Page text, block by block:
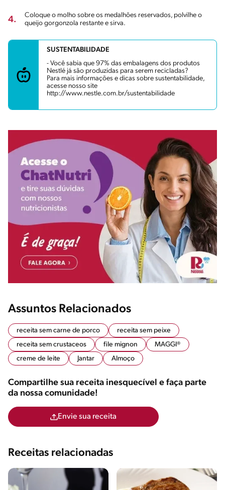
4.
Coloque o molho sobre os medalhões reservados, polvilhe o
queijo gorgonzola restante e sirva.
SUSTENTABILIDADE
- Você sabia que 97% das embalagens dos produtos
Nestlé já são produzidas para serem recicladas?
Para mais informações e dicas sobre sustentabilidade,
acesse nosso site
http://www.nestle.com.br/sustentabilidade
Assuntos Relacionados
receita sem carne de porco
receita sem peixe
receita sem crustaceos
file mignon
MAGGI®
creme de leite
Jantar Almoço
Compartilhe sua receita inesquecível e faça parte
da nossa comunidade!
Envie sua receita
Receitas relacionadas